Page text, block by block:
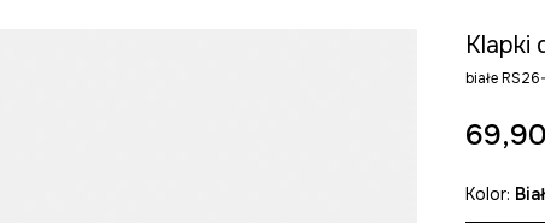
Klapki
białe
Kolor: